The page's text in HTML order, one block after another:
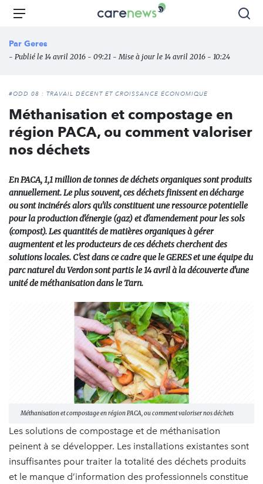
Aller
principal
Carenews,
des
l'engagement
Menu
Par Geres
- Publié le 14 avril 2016 - 09:21 - Mise à jour le 14 avril 2016 - 10:24
#ODD 08 : TRAVAIL DÉCENT ET CROISSANCE ÉCONOMIQUE
Méthanisation et compostage en
région PACA, ou comment valoriser
nos déchets
En PACA, 1,1 million de tonnes de déchets organiques sont produits
annuellement. Le plus souvent, ces déchets finissent en décharge
ou sont incinérés alors qu'ils constituent une ressource potentielle
pour la production d'énergie (gaz) et d'amendement pour les sols
(compost). Les quantités de matières organiques à gérer
augmentent et les producteurs de ces déchets cherchent des
solutions locales. C'est dans ce cadre que le GERES et une équipe du
parc naturel du Verdon sont partis le 14 avril à la découverte d'une
unité de méthanisation dans le Tarn.
Méthanisation et compostage en région PACA, ou comment valoriser nos déchets
Les solutions de compostage et de méthanisation
peinent à se développer. Les installations existantes sont
insuffisantes pour traiter la totalité des déchets produits
et le manque d’information des professionnels constitue